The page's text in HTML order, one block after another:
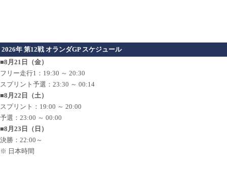
2026年 第12戦 オランダGP スケジュール
■8月21日（金）
フリー走行1：19:30 ～ 20:30
スプリント予選：23:30 ～ 00:14
■8月22日（土）
スプリント：19:00 ～ 20:00
予選：23:00 ～ 00:00
■8月23日（日）
決勝：22:00～
※ 日本時間